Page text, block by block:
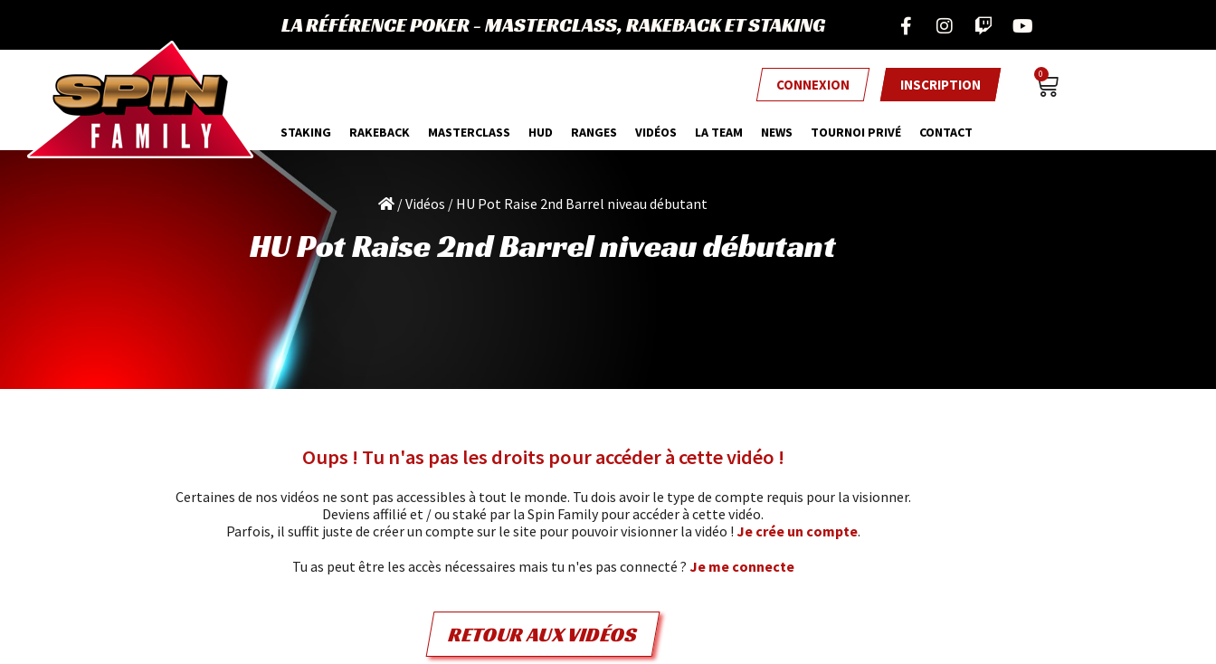
LA RÉFÉRENCE POKER-MASTERCLASS, RAKEBACK ET STAKING
CONNEXION INSCRIPTION
0
STAKING RAKEBACK MASTERCLASS HUD RANGES VIDÉOS LA TEAM NEWS TOURNOI PRIVÉ CONTACT
/Vidéos / HU Pot Raise 2nd Barrel niveau débutant
HU Pot Raise 2nd Barrel niveau débutant
Oups ! Tu n'as pas les droits pour accéder à cette vidéo !
Certaines de nos vidéos ne sont pas accessibles à tout le monde. Tu dois avoir le type de compte requis pour la visionner.
Deviens affilié et / ou staké par la Spin Family pour accéder à cette vidéo.
Parfois, il suffit juste de créer un compte sur le site pour pouvoir visionner la vidéo ! Je crée un compte.
Tu as peut être les accès nécessaires mais tu n'es pas connecté ? Je me connecte
RETOUR AUX VIDÉOS